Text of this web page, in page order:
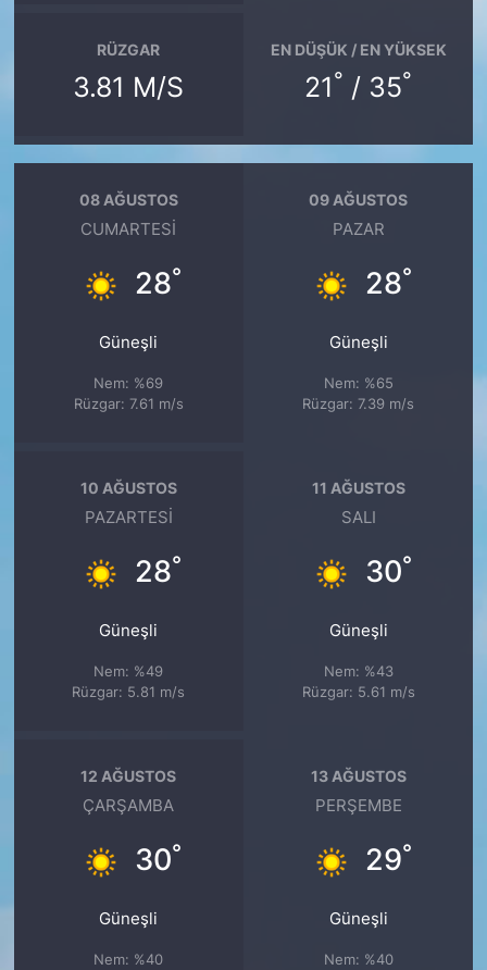
RÜZGAR
3.81 M/S
EN DÜŞÜK / EN YÜKSEK
21° / 35°
08 AĞUSTOS
CUMARTESI
28°
Güneşli
Nem: %69
Rüzgar: 7.61 m/s
09 AĞUSTOS
PAZAR
28°
Güneşli
Nem: %65
Rüzgar: 7.39 m/s
10 AĞUSTOS
PAZARTESI
28°
Güneşli
Nem: %49
Rüzgar: 5.81 m/s
11 AĞUSTOS
SALI
30°
Güneşli
Nem: %43
Rüzgar: 5.61 m/s
12 AĞUSTOS
ÇARŞAMBA
30°
Güneşli
Nem: %40
13 AĞUSTOS
PERŞEMBE
29°
Güneşli
Nem: %40